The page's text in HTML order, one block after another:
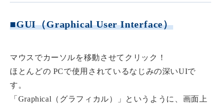
■GUI（Graphical User Interface）
マウスでカーソルを移動させてクリック！
ほとんどの PCで使用されているなじみの深いUIで
す。
「Graphical（グラフィカル）」というように、画面上